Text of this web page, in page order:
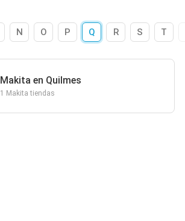
N O P Q R S T
Makita en Quilmes
1 Makita tiendas